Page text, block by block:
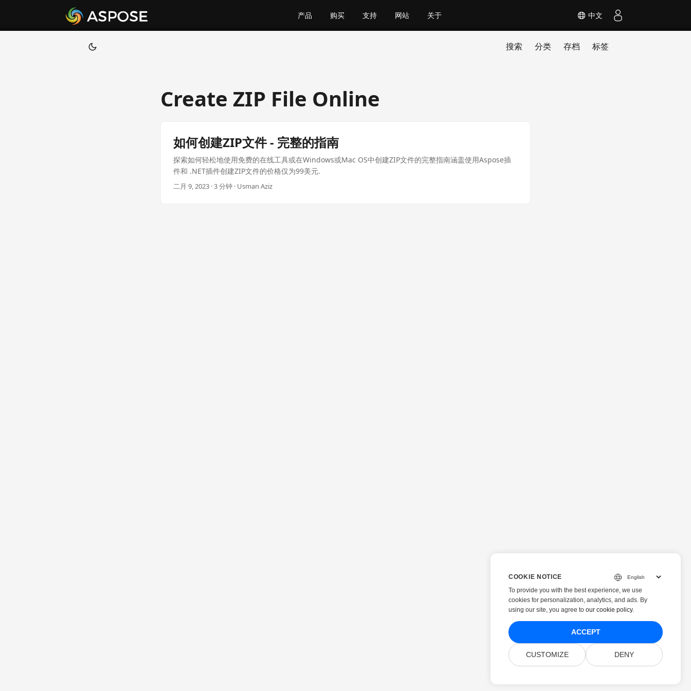
中文
产品 购买 支持 网站 关于
搜索 分类 存档 标签
Create ZIP File Online
如何创建ZIP文件 - 完整的指南
探索如何轻松地使用免费的在线工具或在Windows或Mac OS中创建ZIP文件的完整指南涵盖使用Aspose插
件和 .NET插件创建ZIP文件的价格仅为99美元.
二月 9, 2023 · 3 分钟 · Usman Aziz
COOKIE NOTICE
To provide you with the best experience, we use
cookies for personalization, analytics, and ads. By
using our site, you agree to our cookie policy.
ACCEPT
CUSTOMIZE DENY